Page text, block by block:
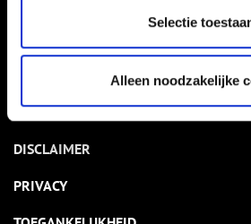
Selectie
Alleen noodzakelijke
NIEUWSBRIEF
DISCLAIMER
PRIVACY